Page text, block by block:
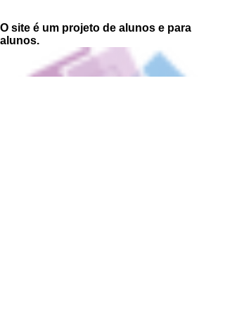
Janeiro
Janeiro
O site é um projeto de alunos e para
alunos.